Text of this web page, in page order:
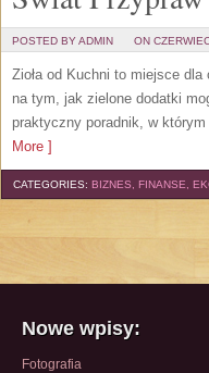
POSTED BY ADMIN ON
Zioła od Kuchni to miejsce
na tym, jak zielone dodatki
praktyczny poradnik, w
More ]
CATEGORIES: BIZNES, FINANSE,
Nowe wpisy:
Fotografia